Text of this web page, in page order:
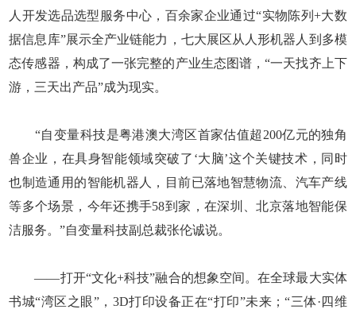
人开发选品选型服务中心，百余家企业通过“实物陈列+大数
据信息库”展示全产业链能力，七大展区从人形机器人到多模
态传感器，构成了一张完整的产业生态图谱，“一天找齐上下
游，三天出产品”成为现实。
“自变量科技是粤港澳大湾区首家估值超200亿元的独角
兽企业，在具身智能领域突破了‘大脑’这个关键技术，同时
也制造通用的智能机器人，目前已落地智慧物流、汽车产线
等多个场景，今年还携手58到家，在深圳、北京落地智能保
洁服务。”自变量科技副总裁张伦诚说。
——打开“文化+科技”融合的想象空间。在全球最大实体
书城“湾区之眼”，3D打印设备正在“打印”未来；“三体·四维